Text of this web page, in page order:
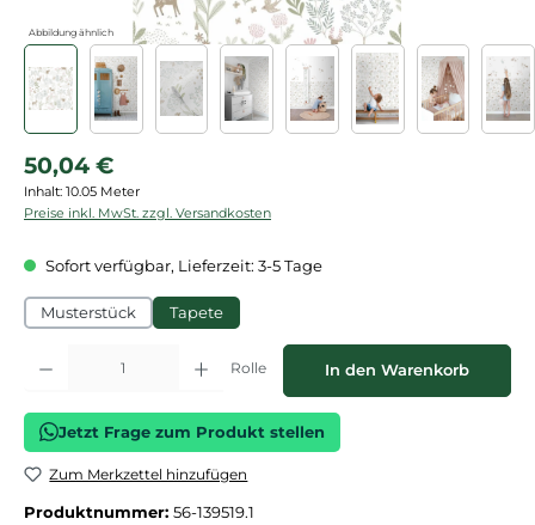
Abbildung ähnlich
Regulärer Preis:
50,04 €
Inhalt: 10.05 Meter
Preise inkl. MwSt. zzgl. Versandkosten
Sofort verfügbar, Lieferzeit: 3-5 Tage
Musterstück Tapete
Produkt Anzahl: Gib den gewünschten Wert ein oder benutze die
Rolle In den Warenkorb
Jetzt Frage zum Produkt stellen
Zum Merkzettel hinzufügen
Produktnummer: 56-139519.1